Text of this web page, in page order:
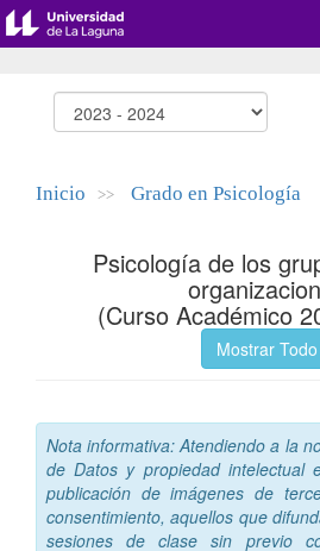
Inicio >> Grado en Psicología
Psicología de los
(Curso Académico
Mostrar Todo
Nota informativa: Atendiendo a la
de Datos y propiedad intelectual
publicación de imágenes de
consentimiento, aquellos que
sesiones de clase sin previo